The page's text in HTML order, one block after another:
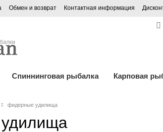
Обмен и возврат Контактная информация
Спиннинговая рыбалка Карповая
фидерные удилища